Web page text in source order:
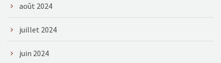
août 2024
juillet 2024
juin 2024